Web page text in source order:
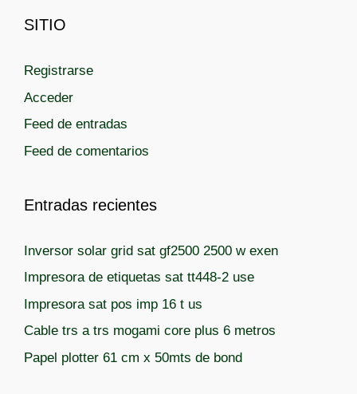
e
o
r
s
SITIO
Registrarse
Acceder
Feed de entradas
Feed de comentarios
Entradas recientes
Inversor solar grid sat gf2500 2500 w exen
Impresora de etiquetas sat tt448-2 use
Impresora sat pos imp 16 t us
Cable trs a trs mogami core plus 6 metros
Papel plotter 61 cm x 50mts de bond